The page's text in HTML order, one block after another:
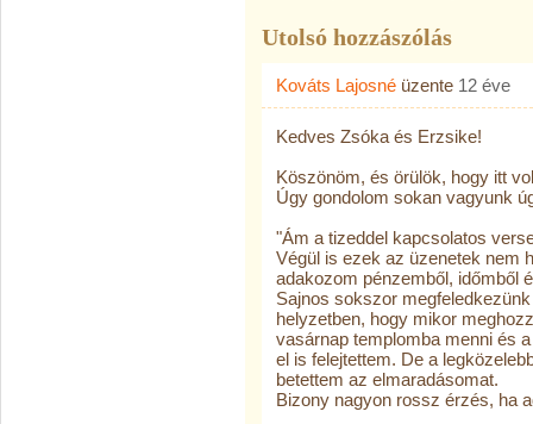
Utolsó hozzászólás
Kováts Lajosné üzente 12 éve
Kedves Zsóka és Erzsike!
Köszönöm, és örülök, hogy itt
Úgy gondolom sokan vagyunk
"Ám a tizeddel kapcsolatos
Végül is ezek az üzenetek nem
adakozom pénzemből, időmből
Sajnos sokszor
helyzetben, hogy mikor
vasárnap templomba menni és
el is felejtettem. De a
betettem az elmaradásomat.
Bizony nagyon rossz érzés, ha